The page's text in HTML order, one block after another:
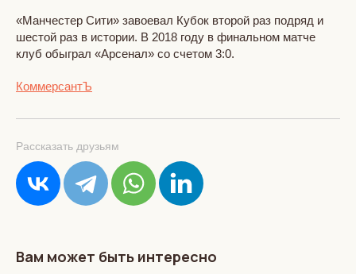
«Манчестер Сити» завоевал Кубок второй раз подряд и
шестой раз в истории. В 2018 году в финальном матче
клуб обыграл «Арсенал» со счетом 3:0.
КоммерсантЪ
Рассказать друзьям
Вам может быть интересно